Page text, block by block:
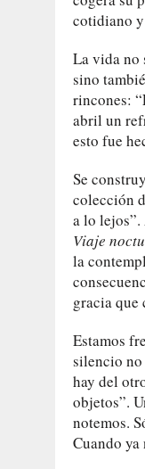
cotidiano
La vida no
sino
rincones:
abril un
esto fue
Se
colección
a lo lejos”.
Viaje
la
gracia que
Estamos
silencio
hay del
objetos”.
notemos.
Cuando